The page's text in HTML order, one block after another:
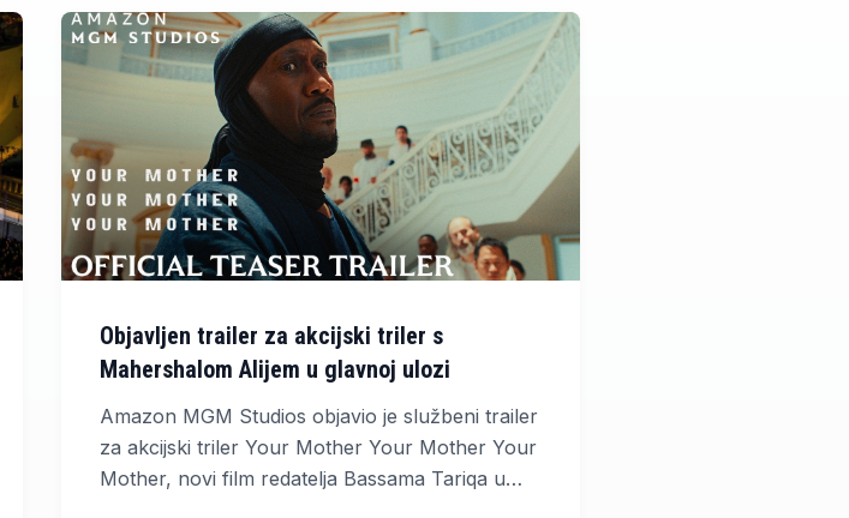
Objavljen trailer za akcijski triler s
Mahershalom Alijem u glavnoj ulozi
Amazon MGM Studios objavio je službeni trailer
za akcijski triler Your Mother Your Mother Your
Mother, novi film redatelja Bassama Tariqa u